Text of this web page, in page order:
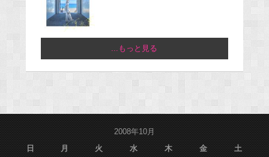
...もっと見る
2008年10月
日
月 火 水 木 金 土